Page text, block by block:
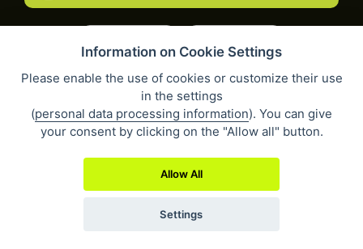
16384 13775
2259
Information on Cookie Settings
Please enable the use of cookies or customize their use
in the settings
(personal data processing information). You can give
your consent by clicking on the "Allow all" button.
Allow All
Settings